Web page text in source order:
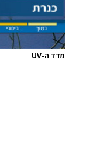
מדד ה-UV